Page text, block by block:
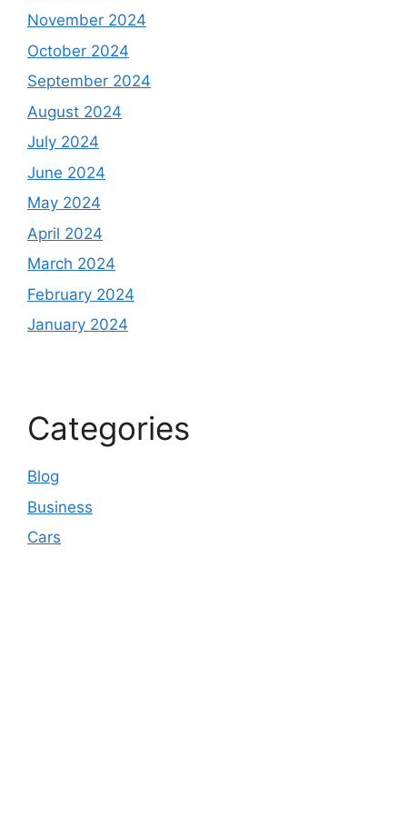
November 2024
October 2024
September 2024
August 2024
July 2024
June 2024
May 2024
April 2024
March 2024
February 2024
January 2024
Categories
Blog
Business
Cars